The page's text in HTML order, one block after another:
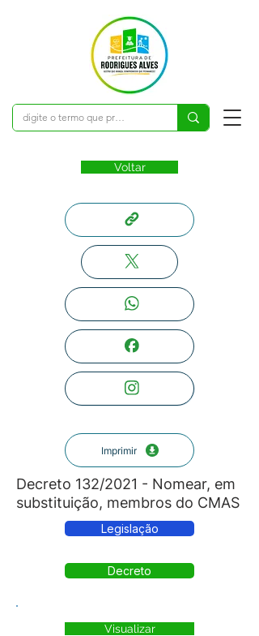
Voltar
Imprimir
Decreto 132/2021 - Nomear, em
substituição, membros do CMAS
Legislação
Decreto
Visualizar